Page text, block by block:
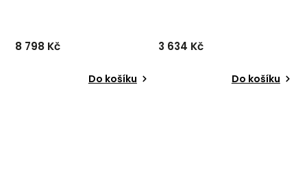
8 798 Kč
Do košíku
3 634 Kč
Do košíku